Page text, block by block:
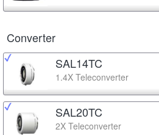
Converter
SAL14TC
1.4X Teleconverter
SAL20TC
2X Teleconverter